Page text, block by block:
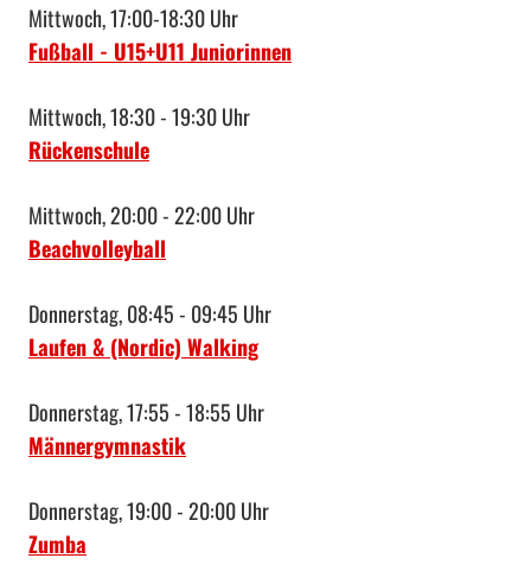
Mittwoch, 17:00-18:30 Uhr
Fußball - U15+U11 Juniorinnen
Mittwoch, 18:30 - 19:30 Uhr
Rückenschule
Mittwoch, 20:00 - 22:00 Uhr
Beachvolleyball
Donnerstag, 08:45 - 09:45 Uhr
Laufen & (Nordic) Walking
Donnerstag, 17:55 - 18:55 Uhr
Männergymnastik
Donnerstag, 19:00 - 20:00 Uhr
Zumba